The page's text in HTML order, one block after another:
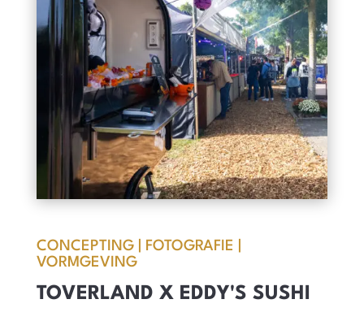
CONCEPTING | FOTOGRAFIE |
VORMGEVING
TOVERLAND X EDDY'S SUSHI